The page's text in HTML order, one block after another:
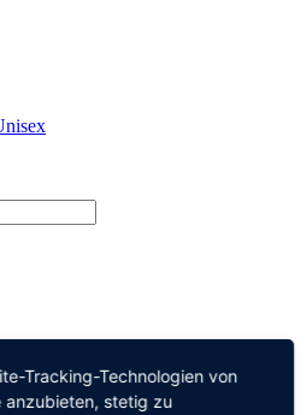
Tracking-Technologien von
anzubieten, stetig zu